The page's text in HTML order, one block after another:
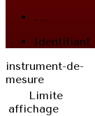
.....
Identifiant
instrument-de-
mesure
Limite
affichage